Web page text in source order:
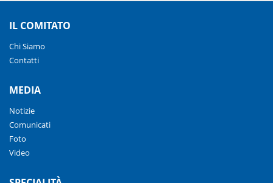
IL COMITATO
Chi Siamo
Contatti
MEDIA
Notizie
Comunicati
Foto
Video